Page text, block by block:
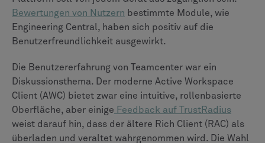
erzielen könnte.
ENOVIA wird hauptsächlich über die Cloud-native
PaaS- und IaaS-Pakete anbietet, die von Dassault
Systèmes verwaltet werden und die Bereitstellung und
Wartung vereinfachen. Das Lizenzmodell basiert in der
Regel auf einem Abonnement pro benanntem Benutzer,
wobei Gelegenheitslizenzen für den Teilzeitzugriff
verfügbar sind. Die Preisgestaltung ist zwar individuell,